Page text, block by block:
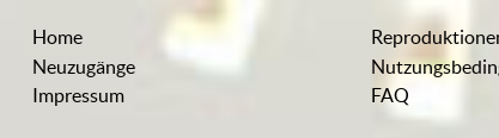
Home
Neuzugänge
Impressum
FAQ